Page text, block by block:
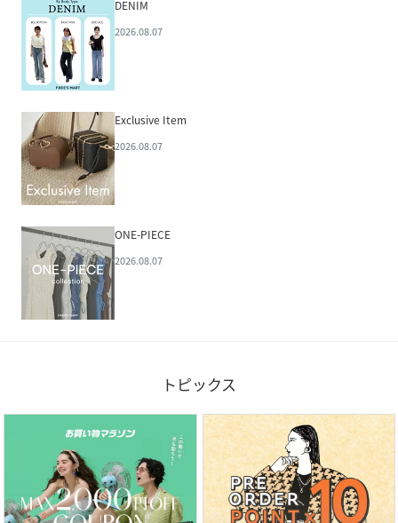
DENIM
2026.08.07
Exclusive Item
2026.08.07
ONE-PIECE
2026.08.07
トピックス